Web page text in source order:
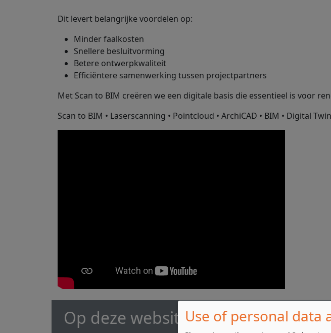
Dit levert belangrijke voordelen op:
Minder faalkosten
Snellere besluitvorming
Betere ontwerpkwaliteit
Efficiëntere samenwerking tussen projectpartners
Met Scan to BIM creëren we een digitale basis die essentieel is voor
Scan to BIM • Laserscanning • Pointcloud • ArchiCAD • BIM • Digital
Op deze websiteUse of personal data